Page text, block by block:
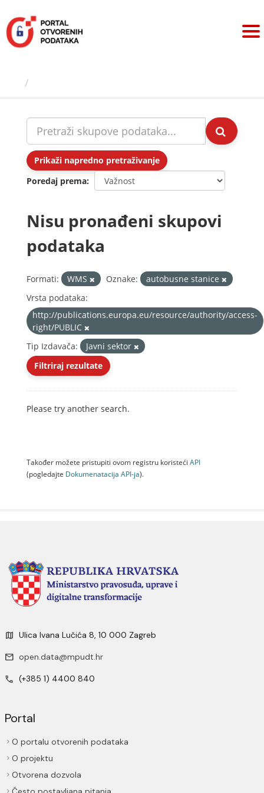
sadržaj
Prikaži napredno pretraživanje
Poredaj prema
Nisu pronađeni skupovi
podataka
Formati: WMS Oznake:
autobusne stanice
Vrsta podataka:
http://publications.europa.eu/resource/authority/access-
right/PUBLIC
Tip Izdavača:
Javni sektor
Filtriraj rezultate
Please try another search.
Također možete pristupiti ovom registru koristeći API
(pogledajte Dokumenаtаcijа API-jа).